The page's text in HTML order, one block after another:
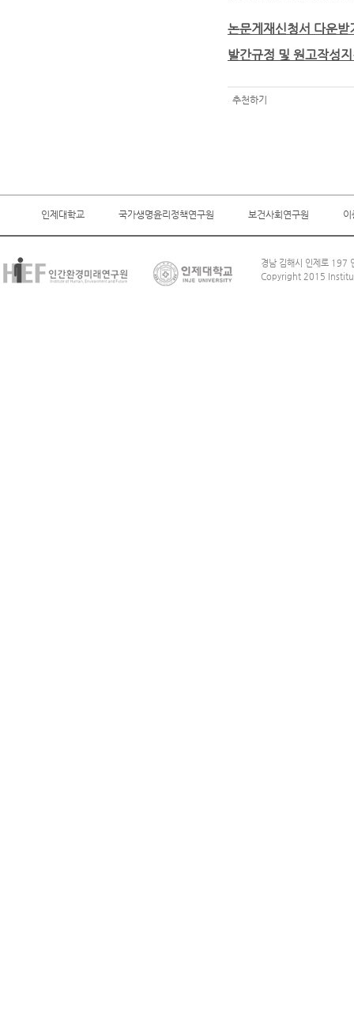
논문게재신청서 다운받
발간규정 및 원고작성
추천하기
인제대학교 국가생명윤리정책연구원 보건사회연구원 이
경남 김해시 인제로
Copyright 2015